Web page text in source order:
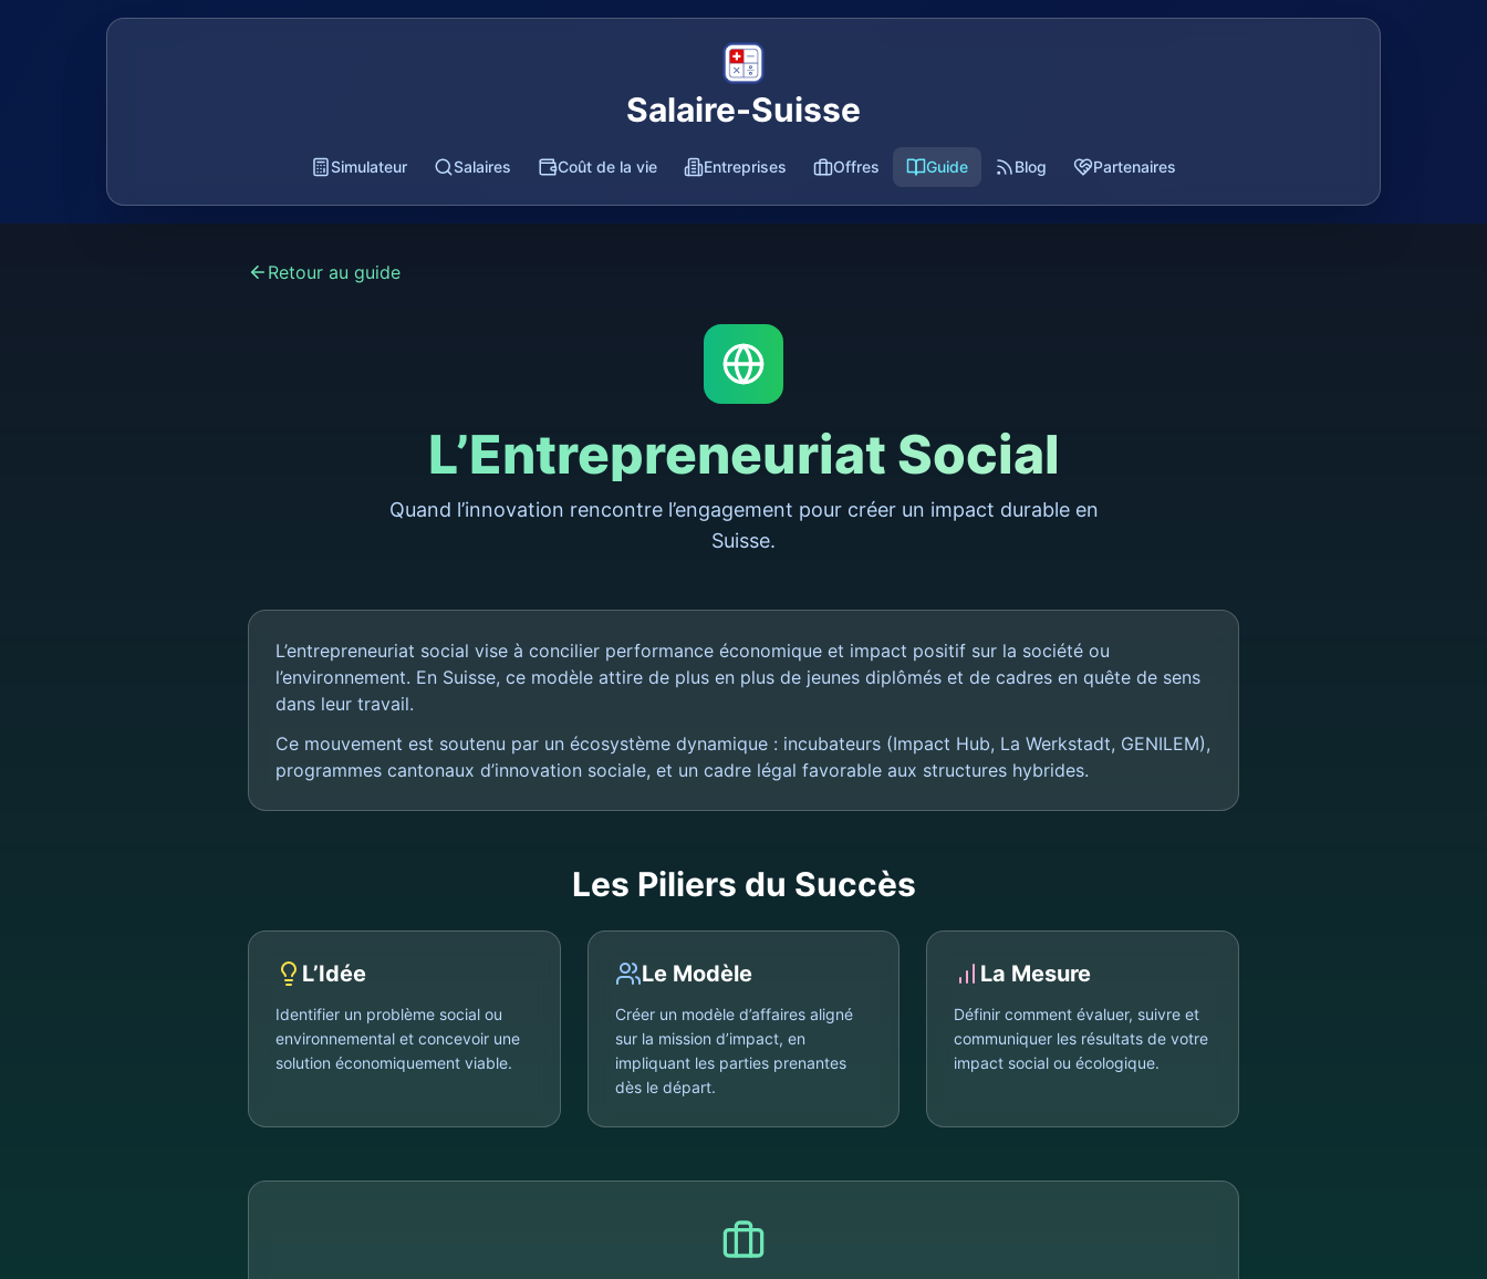
Salaire-Suisse
Simulateur Salaires Coût de la vie Entreprises Offres Guide Blog Partenaires
Retour au guide
L’Entrepreneuriat Social
Quand l’innovation rencontre l’engagement pour créer un impact durable en
Suisse.
L’entrepreneuriat social vise à concilier performance économique et impact positif sur la société ou
l’environnement. En Suisse, ce modèle attire de plus en plus de jeunes diplômés et de cadres en quête de sens
dans leur travail.
Ce mouvement est soutenu par un écosystème dynamique : incubateurs (Impact Hub, La Werkstadt, GENILEM),
programmes cantonaux d’innovation sociale, et un cadre légal favorable aux structures hybrides.
Les Piliers du Succès
L’Idée
Identifier un problème social ou
environnemental et concevoir une
solution économiquement viable.
Le Modèle
Créer un modèle d’affaires aligné
sur la mission d’impact, en
impliquant les parties prenantes
dès le départ.
La Mesure
Définir comment évaluer, suivre et
communiquer les résultats de votre
impact social ou écologique.